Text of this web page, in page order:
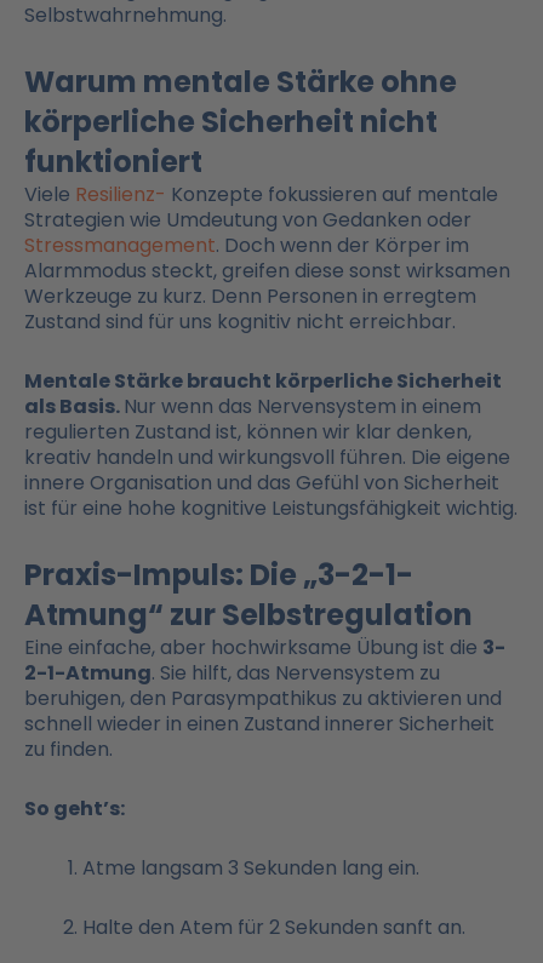
Selbstwahrnehmung.
Warum mentale Stärke ohne
körperliche Sicherheit nicht
funktioniert
Viele Resilienz- Konzepte fokussieren auf mentale
Strategien wie Umdeutung von Gedanken oder
Stressmanagement. Doch wenn der Körper im
Alarmmodus steckt, greifen diese sonst wirksamen
Werkzeuge zu kurz. Denn Personen in erregtem
Zustand sind für uns kognitiv nicht erreichbar.
Mentale Stärke braucht körperliche Sicherheit
als Basis.Nur wenn das Nervensystem in einem
regulierten Zustand ist, können wir klar denken,
kreativ handeln und wirkungsvoll führen. Die eigene
innere Organisation und das Gefühl von Sicherheit
ist für eine hohe kognitive Leistungsfähigkeit wichtig.
Praxis-Impuls: Die „3-2-1-
Atmung“ zur Selbstregulation
Eine einfache, aber hochwirksame Übung ist die 3-
2-1-Atmung. Sie hilft, das Nervensystem zu
beruhigen, den Parasympathikus zu aktivieren und
schnell wieder in einen Zustand innerer Sicherheit
zu finden.
So geht’s:
Atme langsam 3 Sekunden lang ein.
Halte den Atem für 2 Sekunden sanft an.